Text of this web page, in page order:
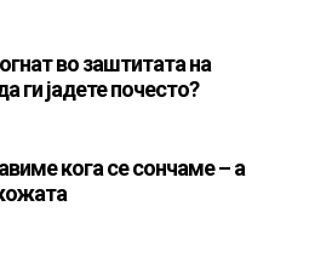
во заштитата на
ги јадете почесто?
кога се сончаме – а